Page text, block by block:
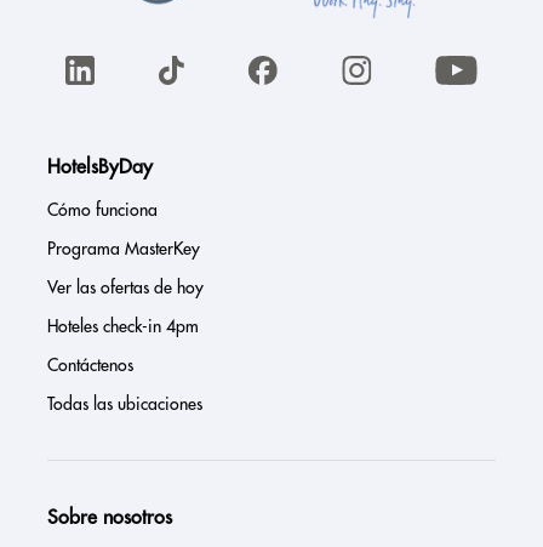
HotelsByDay
Cómo funciona
Programa MasterKey
Ver las ofertas de hoy
Hoteles check-in 4pm
Contáctenos
Todas las ubicaciones
Sobre nosotros